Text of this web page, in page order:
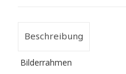
Beschreibung
Bilderrahmen